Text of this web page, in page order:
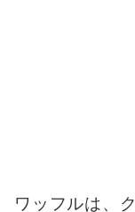
ワッフルは、